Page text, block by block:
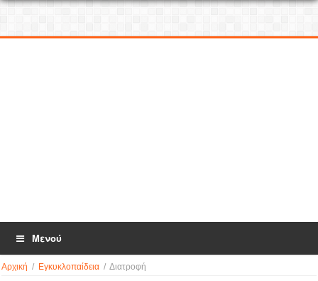
Μενού
Αρχική / Εγκυκλοπαίδεια / Διατροφή